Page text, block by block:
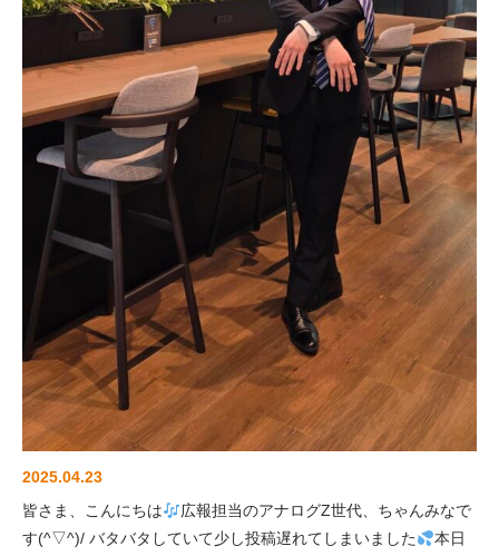
各種サービ
2025.04.23
皆さま、こんにちは
広報担当のアナログZ世代、ちゃんみなで
す(^▽^)/ バタバタしていて少し投稿遅れてしまいました
本日